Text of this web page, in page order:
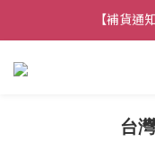
【熱門】馬上有
【補貨通
台